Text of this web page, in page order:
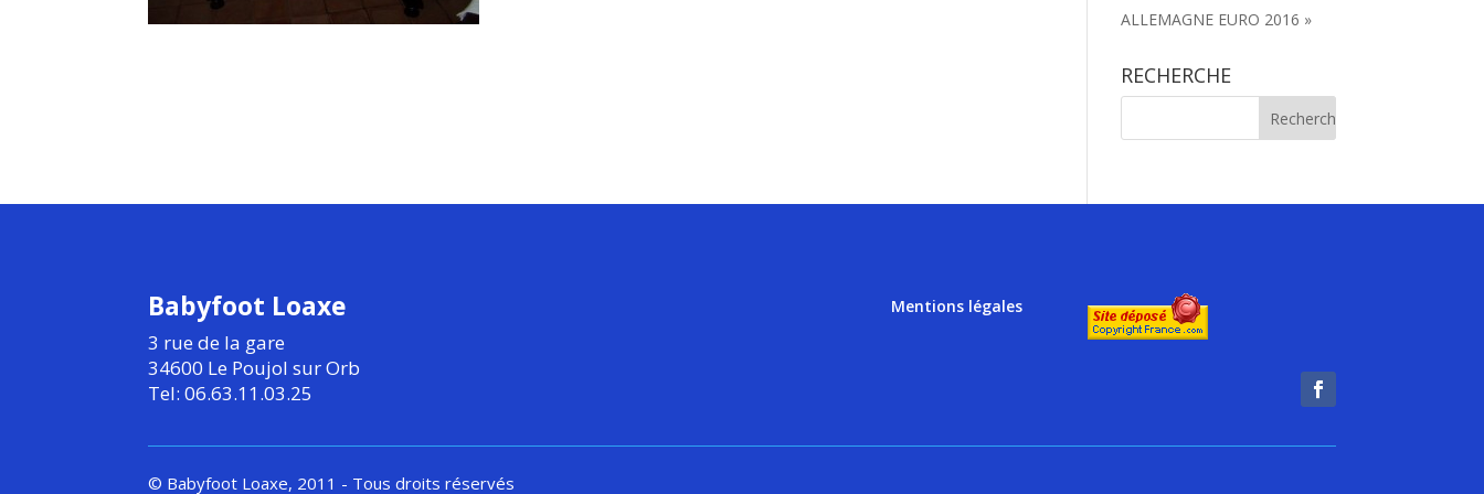
ALLEMAGNE EURO 2016 »
RECHERCHE
Babyfoot Loaxe
3 rue de la gare
34600 Le Poujol sur Orb
Tel: 06.63.11.03.25
Mentions légales
© Babyfoot Loaxe, 2011 - Tous droits réservés